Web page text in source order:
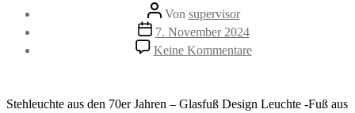
Beitragsautor
Von supervisor
Veröffentlichungsdatum
7. November 2024
Keine Kommentarezu
Design
den
Stehleuchte aus den 70er Jahren – Glasfuß Design Leuchte -Fuß aus